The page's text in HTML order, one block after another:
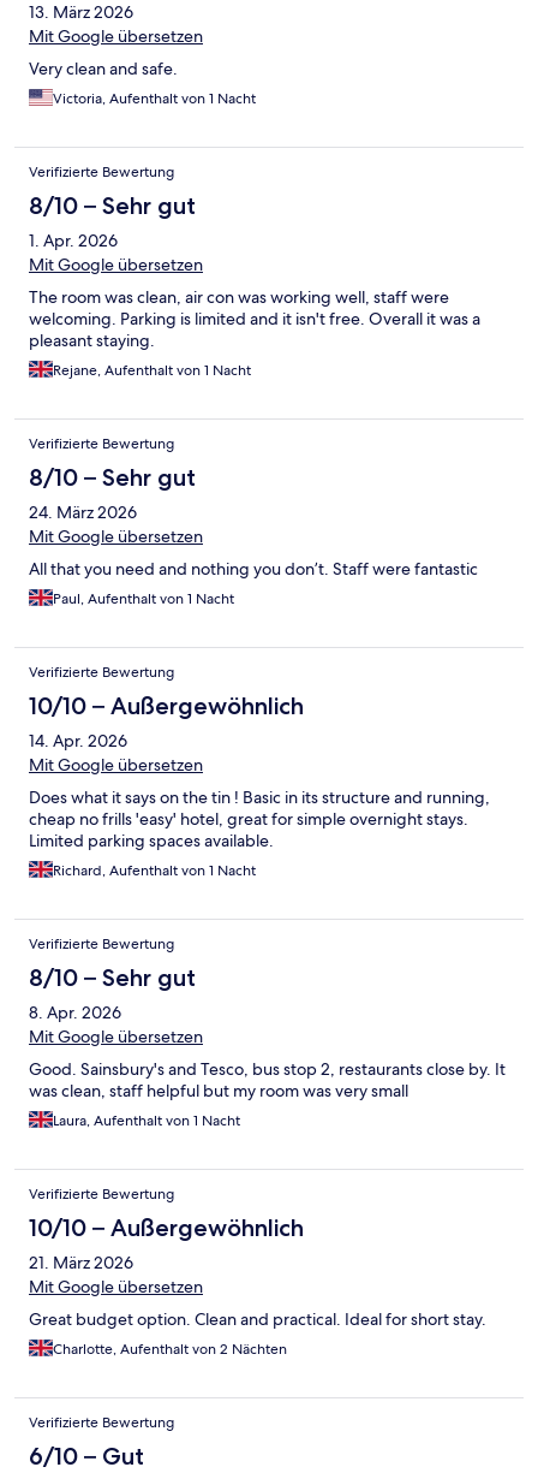
13. März 2026
Mit Google übersetzen
Very clean and safe.
Victoria, Aufenthalt von 1 Nacht
Verifizierte Bewertung
8/10 – Sehr gut
1. Apr. 2026
Mit Google übersetzen
The room was clean, air con was working well, staff were
welcoming. Parking is limited and it isn't free. Overall it was a
pleasant staying.
Rejane, Aufenthalt von 1 Nacht
Verifizierte Bewertung
8/10 – Sehr gut
24. März 2026
Mit Google übersetzen
All that you need and nothing you don’t. Staff were fantastic
Paul, Aufenthalt von 1 Nacht
Verifizierte Bewertung
10/10 – Außergewöhnlich
14. Apr. 2026
Mit Google übersetzen
Does what it says on the tin ! Basic in its structure and running,
cheap no frills 'easy' hotel, great for simple overnight stays.
Limited parking spaces available.
Richard, Aufenthalt von 1 Nacht
Verifizierte Bewertung
8/10 – Sehr gut
8. Apr. 2026
Mit Google übersetzen
Good. Sainsbury's and Tesco, bus stop 2, restaurants close by. It
was clean, staff helpful but my room was very small
Laura, Aufenthalt von 1 Nacht
Verifizierte Bewertung
10/10 – Außergewöhnlich
21. März 2026
Mit Google übersetzen
Great budget option. Clean and practical. Ideal for short stay.
Charlotte, Aufenthalt von 2 Nächten
Verifizierte Bewertung
6/10 – Gut